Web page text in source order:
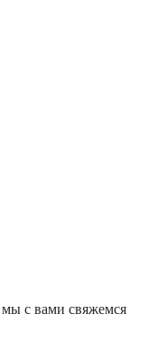
с вами свяжемся